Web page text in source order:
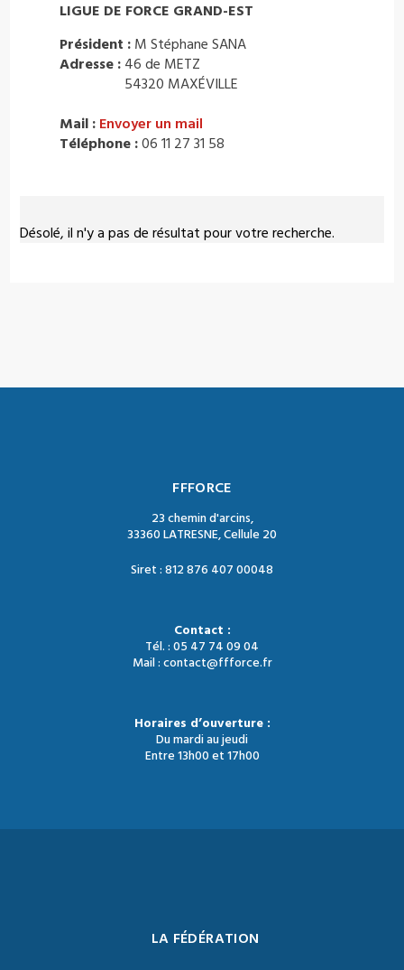
Désolé, il n'y a pas de résultat pour votre recherche.
LIGUE DE FORCE GRAND-EST
Président : M Stéphane SANA
Adresse : 46 de METZ
54320 MAXÉVILLE
Mail : Envoyer un mail
Téléphone :06 11 27 31 58
FFFORCE
23 chemin d'arcins,
33360 LATRESNE, Cellule 20
Siret : 812 876 407 00048
Contact :
Tél. : 05 47 74 09 04
Mail : contact@ffforce.fr
Horaires d’ouverture :
Du mardi au jeudi
Entre 13h00 et 17h00
LA FÉDÉRATION